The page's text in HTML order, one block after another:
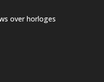
over horloges